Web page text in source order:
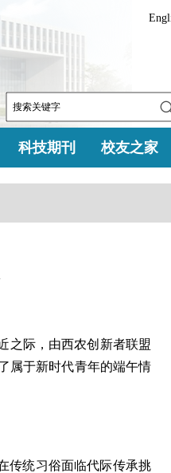
科技期刊 校友之家
之际，由西农创新者联盟
属于新时代青年的端午情
传统习俗面临代际传承挑